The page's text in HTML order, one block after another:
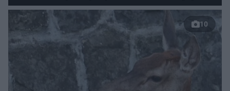
nagranie trafiło do sieci
10